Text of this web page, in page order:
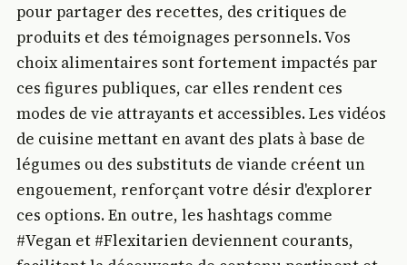
pour partager des recettes, des critiques de
produits et des témoignages personnels. Vos
choix alimentaires sont fortement impactés par
ces figures publiques, car elles rendent ces
modes de vie attrayants et accessibles. Les vidéos
de cuisine mettant en avant des plats à base de
légumes ou des substituts de viande créent un
engouement, renforçant votre désir d'explorer
ces options. En outre, les hashtags comme
#Vegan et #Flexitarien deviennent courants,